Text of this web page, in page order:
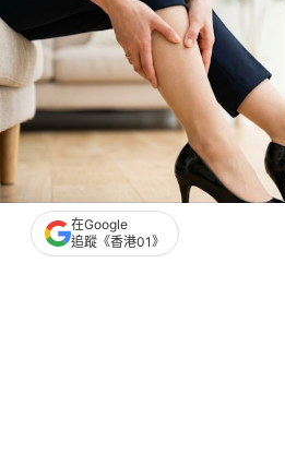
撰文：女人我最大
在Google
追蹤《香港01》